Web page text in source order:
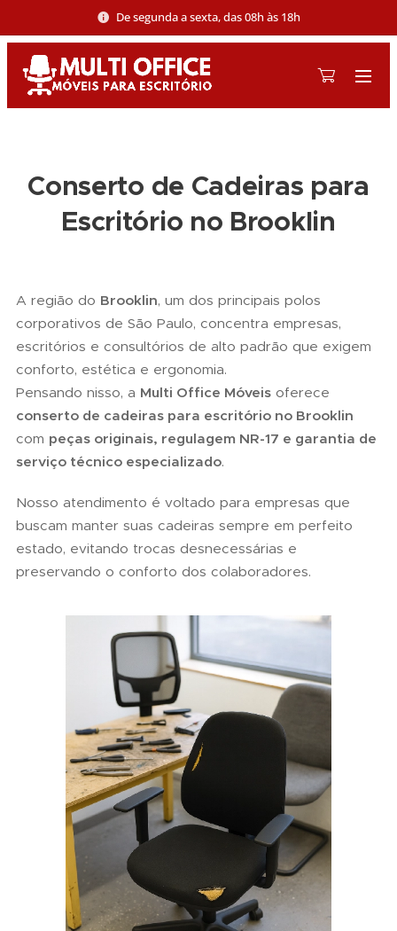
De segunda a sexta, das 08h às 18h
Conserto de Cadeiras para
Escritório no Brooklin
A região do Brooklin, um dos principais polos
corporativos de São Paulo, concentra empresas,
escritórios e consultórios de alto padrão que exigem
conforto, estética e ergonomia.
Pensando nisso, a Multi Office Móveis oferece
conserto de cadeiras para escritório no Brooklin
com peças originais, regulagem NR-17 e garantia de
serviço técnico especializado.
Nosso atendimento é voltado para empresas que
buscam manter suas cadeiras sempre em perfeito
estado, evitando trocas desnecessárias e
preservando o conforto dos colaboradores.